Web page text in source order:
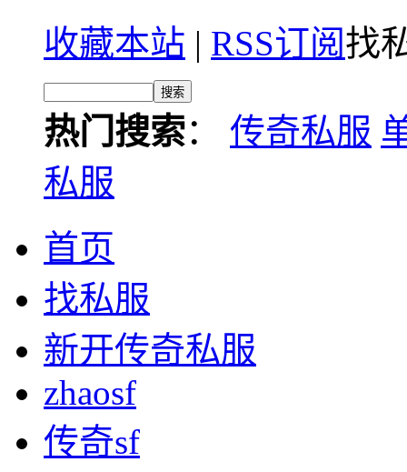
收藏本站 | RSS订阅找
热门搜索： 传奇私服
私服
首页
找私服
新开传奇私服
zhaosf
传奇sf